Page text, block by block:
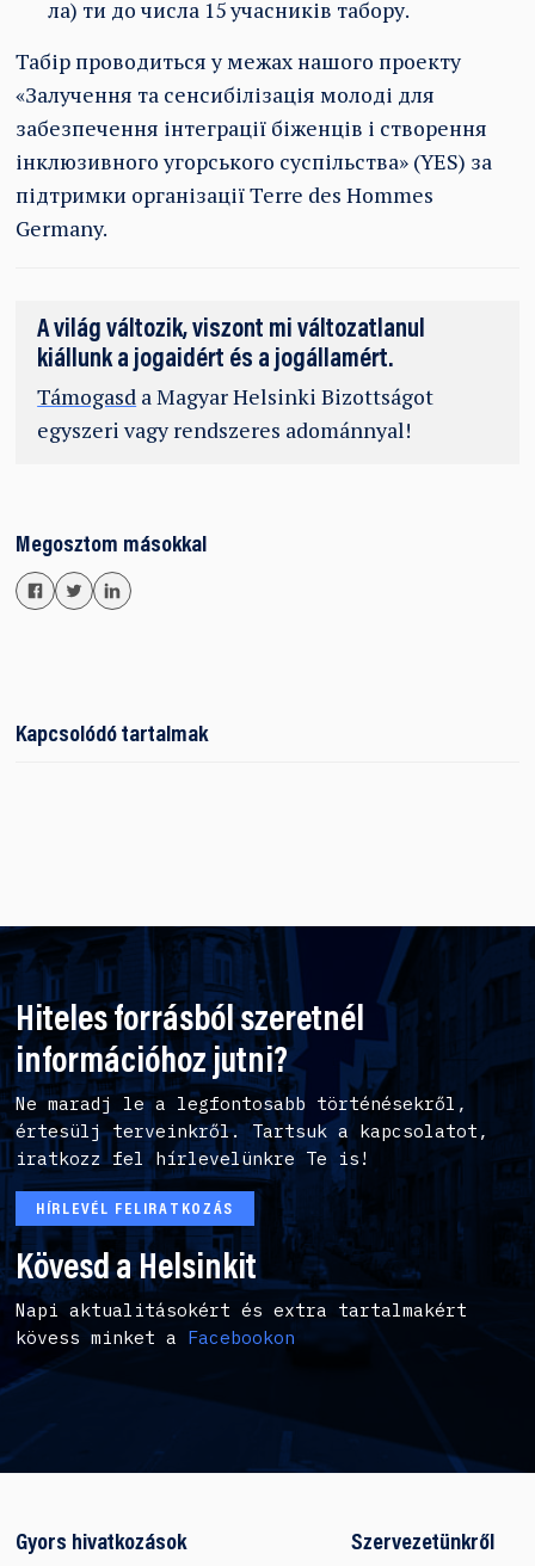
ла) ти до числа 15 учасників табору.
Табір проводиться у межах нашого проекту
«Залучення та сенсибілізація молоді для
забезпечення інтеграції біженців і створення
інклюзивного угорського суспільства» (YES) за
підтримки організації Terre des Hommes
Germany.
A világ változik, viszont mi változatlanul
kiállunk a jogaidért és a jogállamért.
Támogasd a Magyar Helsinki Bizottságot
egyszeri vagy rendszeres adománnyal!
Megosztom másokkal
Kapcsolódó tartalmak
Hiteles forrásból szeretnél
információhoz jutni?
Ne maradj le a legfontosabb történésekről,
értesülj terveinkről. Tartsuk a kapcsolatot,
iratkozz fel hírlevelünkre Te is!
HÍRLEVÉL FELIRATKOZÁS
Kövesd a Helsinkit
Napi aktualitásokért és extra tartalmakért
kövess minket a Facebookon
Gyors hivatkozások Szervezetünkről